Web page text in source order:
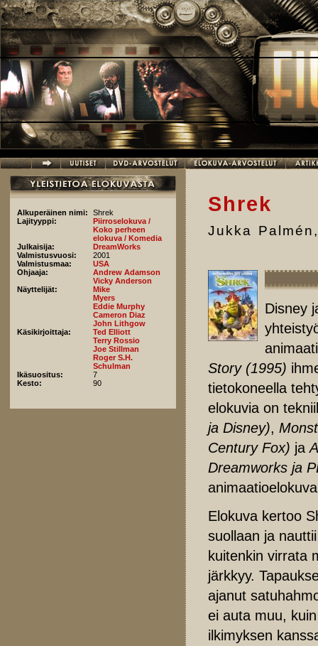
Hyppää pääsisältöön
Alkuperäinen nimi:
Shrek
Lajityyppi:
Piirroselokuva /
Koko perheen
elokuva / Komedia
Julkaisija:
DreamWorks
Valmistusvuosi:
2001
Valmistusmaa:
USA
Ohjaaja:
Andrew Adamson
Vicky Anderson
Näyttelijät:
Mike
Myers
Eddie Murphy
Cameron Diaz
John Lithgow
Käsikirjoittaja:
Ted Elliott
Terry Rossio
Joe Stillman
Roger S.H.
Schulman
Ikäsuositus:
7
Kesto:
90
Shrek
Jukka Palmén
Disney
Story (1995)
tietokoneella
elokuvia on
ja Disney),
Century Fox) ja
Dreamworks ja
Elokuva kertoo
suollaan ja
kuitenkin virrata
järkkyy.
ajanut
ei auta muu,
ilkimyksen